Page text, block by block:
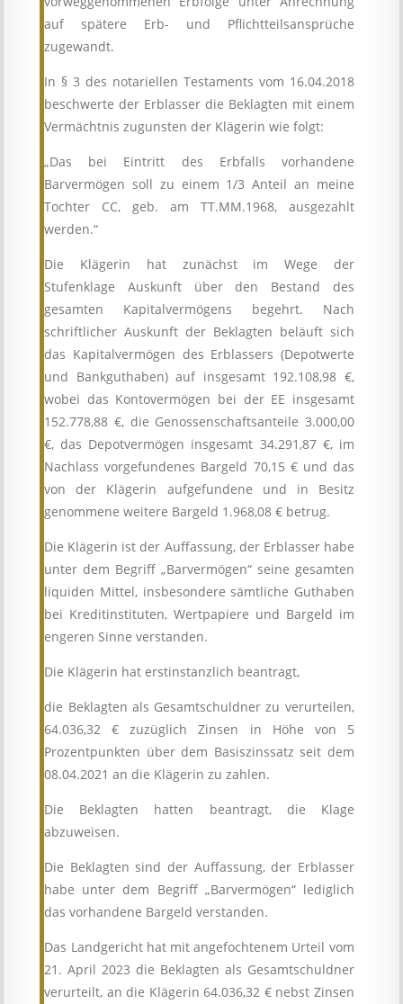
auf spätere Erb- und Pflichtteilsansprüche
zugewandt.
In § 3 des notariellen Testaments vom 16.04.2018
beschwerte der Erblasser die Beklagten mit einem
Vermächtnis zugunsten der Klägerin wie folgt:
„Das bei Eintritt des Erbfalls vorhandene
Barvermögen soll zu einem 1/3 Anteil an meine
Tochter CC, geb. am TT.MM.1968, ausgezahlt
werden.“
Die Klägerin hat zunächst im Wege der
Stufenklage Auskunft über den Bestand des
gesamten Kapitalvermögens begehrt. Nach
schriftlicher Auskunft der Beklagten beläuft sich
das Kapitalvermögen des Erblassers (Depotwerte
und Bankguthaben) auf insgesamt 192.108,98 €,
wobei das Kontovermögen bei der EE insgesamt
152.778,88 €, die Genossenschaftsanteile 3.000,00
€, das Depotvermögen insgesamt 34.291,87 €, im
Nachlass vorgefundenes Bargeld 70,15 € und das
von der Klägerin aufgefundene und in Besitz
genommene weitere Bargeld 1.968,08 € betrug.
Die Klägerin ist der Auffassung, der Erblasser habe
unter dem Begriff „Barvermögen“ seine gesamten
liquiden Mittel, insbesondere sämtliche Guthaben
bei Kreditinstituten, Wertpapiere und Bargeld im
engeren Sinne verstanden.
Die Klägerin hat erstinstanzlich beantragt,
die Beklagten als Gesamtschuldner zu verurteilen,
64.036,32 € zuzüglich Zinsen in Höhe von 5
Prozentpunkten über dem Basiszinssatz seit dem
08.04.2021 an die Klägerin zu zahlen.
Die Beklagten hatten beantragt, die Klage
abzuweisen.
Die Beklagten sind der Auffassung, der Erblasser
habe unter dem Begriff „Barvermögen“ lediglich
das vorhandene Bargeld verstanden.
Das Landgericht hat mit angefochtenem Urteil vom
21. April 2023 die Beklagten als Gesamtschuldner
verurteilt, an die Klägerin 64.036,32 € nebst Zinsen